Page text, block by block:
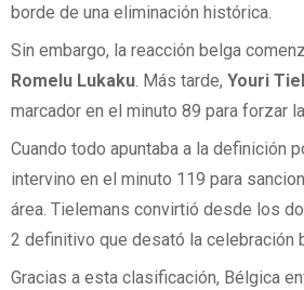
borde de una eliminación histórica.
Sin embargo, la reacción belga
Romelu Lukaku . Más tarde, Youri
marcador en el minuto 89 para forzar
Cuando todo apuntaba a la definición
intervino en el minuto 119 para
área. Tielemans convirtió desde los
2 definitivo que desató la celebración
Gracias a esta clasificación, Bélgica